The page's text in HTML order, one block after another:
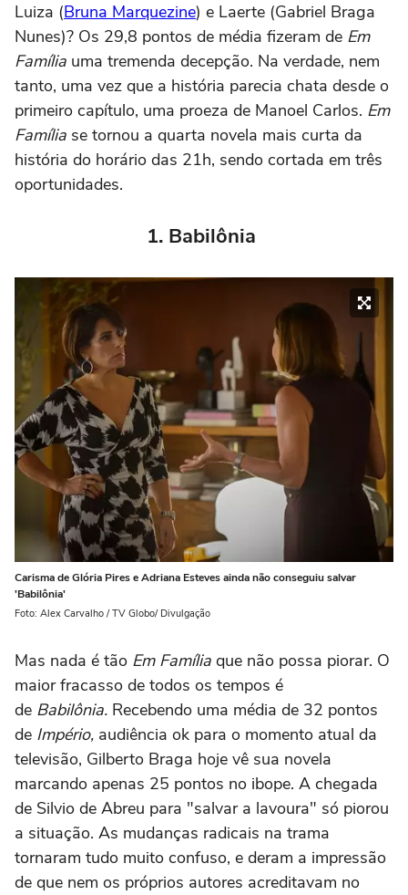
Luiza (Bruna Marquezine) e Laerte (Gabriel Braga
Nunes)? Os 29,8 pontos de média fizeram de Em
Família uma tremenda decepção. Na verdade, nem
tanto, uma vez que a história parecia chata desde o
primeiro capítulo, uma proeza de Manoel Carlos. Em
Família se tornou a quarta novela mais curta da
história do horário das 21h, sendo cortada em três
oportunidades.
1. Babilônia
Carisma de Glória Pires e Adriana Esteves ainda não conseguiu salvar
'Babilônia'
Foto: Alex Carvalho / TV Globo/ Divulgação
Mas nada é tão Em Família que não possa piorar. O
maior fracasso de todos os tempos é
de Babilônia. Recebendo uma média de 32 pontos
de Império, audiência ok para o momento atual da
televisão, Gilberto Braga hoje vê sua novela
marcando apenas 25 pontos no ibope. A chegada
de Silvio de Abreu para "salvar a lavoura" só piorou
a situação. As mudanças radicais na trama
tornaram tudo muito confuso, e deram a impressão
de que nem os próprios autores acreditavam no